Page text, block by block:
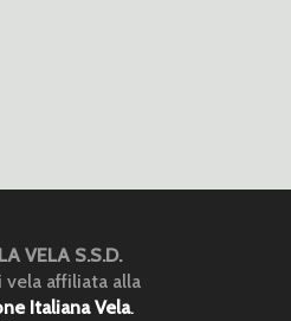
VELA S.S.D.
vela affiliata alla
Italiana Vela.